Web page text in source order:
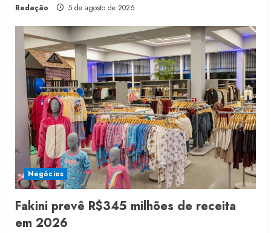
Redação 5 de agosto de 2026
Negócios
Fakini prevê R$345 milhões de receita
em 2026